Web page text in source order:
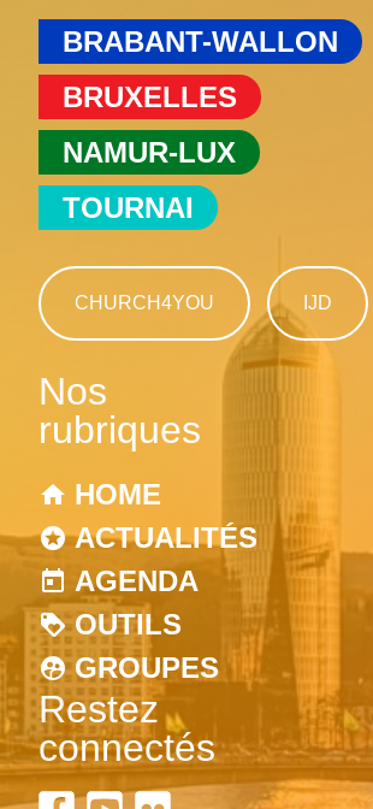
BRABANT-WALLON
BRUXELLES
NAMUR-LUX
TOURNAI
CHURCH4YOU IJD
Nos
rubriques
HOME
ACTUALITÉS
AGENDA
OUTILS
GROUPES
Restez
connectés